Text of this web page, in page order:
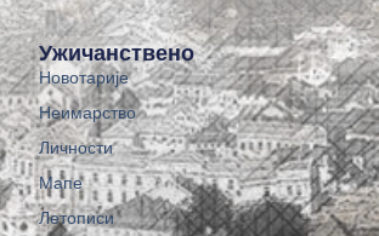
Ужичанствено
Новотарије
Неимарство
Личности
Мапе
Летописи